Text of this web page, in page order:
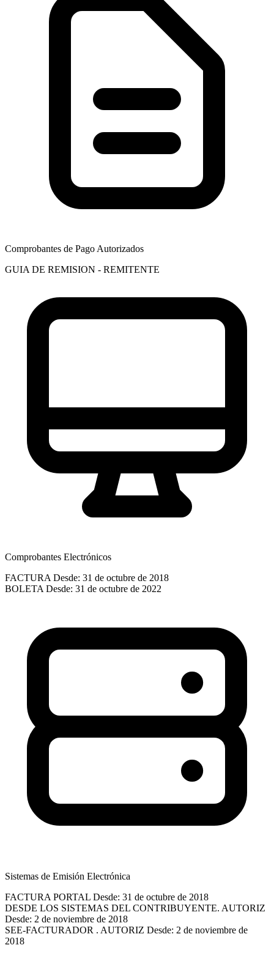
Comprobantes de Pago Autorizados
GUIA DE REMISION - REMITENTE
Comprobantes Electrónicos
FACTURA Desde: 31 de octubre de 2018
BOLETA Desde: 31 de octubre de 2022
Sistemas de Emisión Electrónica
FACTURA PORTAL Desde: 31 de octubre de 2018
DESDE LOS SISTEMAS DEL CONTRIBUYENTE. AUTORIZ
Desde: 2 de noviembre de 2018
SEE-FACTURADOR . AUTORIZ Desde: 2 de noviembre de
2018